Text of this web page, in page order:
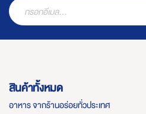
สินค้าทั้งหมด
อาหาร จากร้านอร่อยทั่วประเทศ